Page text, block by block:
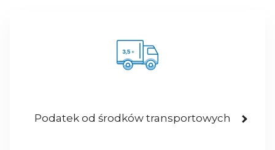
Podatek od środków transportowych